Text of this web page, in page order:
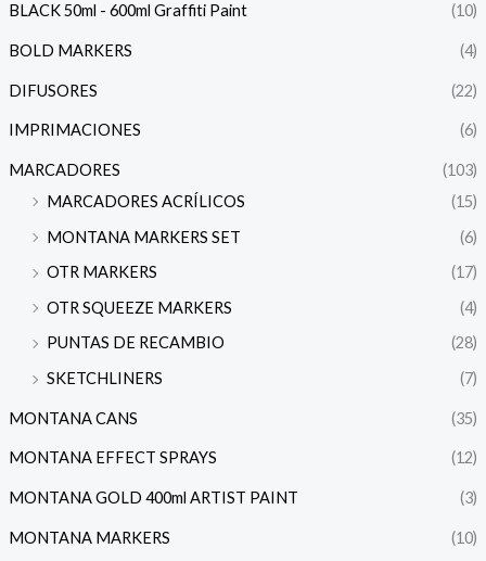
BLACK 50ml - 600ml Graffiti Paint (10)
BOLD MARKERS (4)
DIFUSORES (22)
IMPRIMACIONES (6)
MARCADORES
(103)
MARCADORES ACRÍLICOS
(15)
MONTANA MARKERS SET
(6)
OTR MARKERS
(17)
OTR SQUEEZE MARKERS
(4)
PUNTAS DE RECAMBIO
(28)
SKETCHLINERS
(7)
MONTANA CANS (35)
MONTANA EFFECT SPRAYS (12)
MONTANA GOLD 400ml ARTIST PAINT (3)
MONTANA MARKERS (10)